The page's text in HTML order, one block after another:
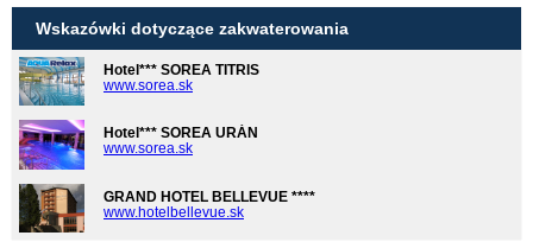
Wskazówki dotyczące zakwaterowania
Hotel*** SOREA TITRIS
www.sorea.sk
Hotel*** SOREA URÁN
www.sorea.sk
GRAND HOTEL BELLEVUE ****
www.hotelbellevue.sk